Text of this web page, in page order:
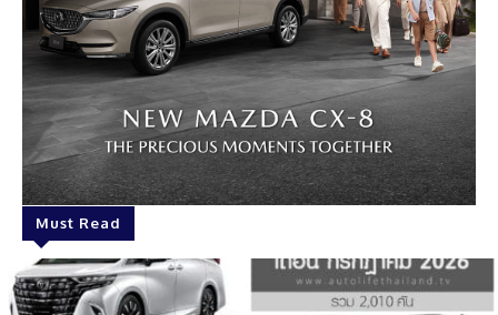
Must Read